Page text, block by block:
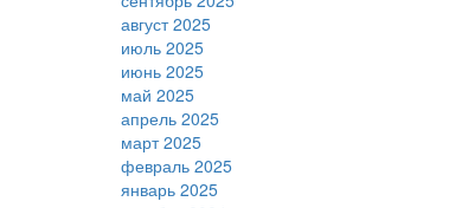
август 2025
июль 2025
июнь 2025
май 2025
апрель 2025
март 2025
февраль 2025
январь 2025